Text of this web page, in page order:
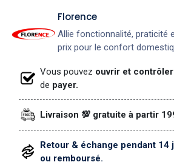
​Florence
Allie fonctionnalité, praticité
prix pour le confort
Vous pouvez ouvrir et contrôler
de payer.
Livraison 💯 gratuite à partir
Retour & échange pendant 14
ou remboursé.